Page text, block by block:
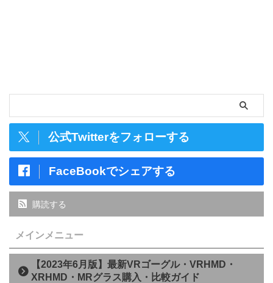
公式Twitterをフォローする
FaceBookでシェアする
購読する
メインメニュー
【2023年6月版】最新VRゴーグル・VRHMD・
XRHMD・MRグラス購入・比較ガイド